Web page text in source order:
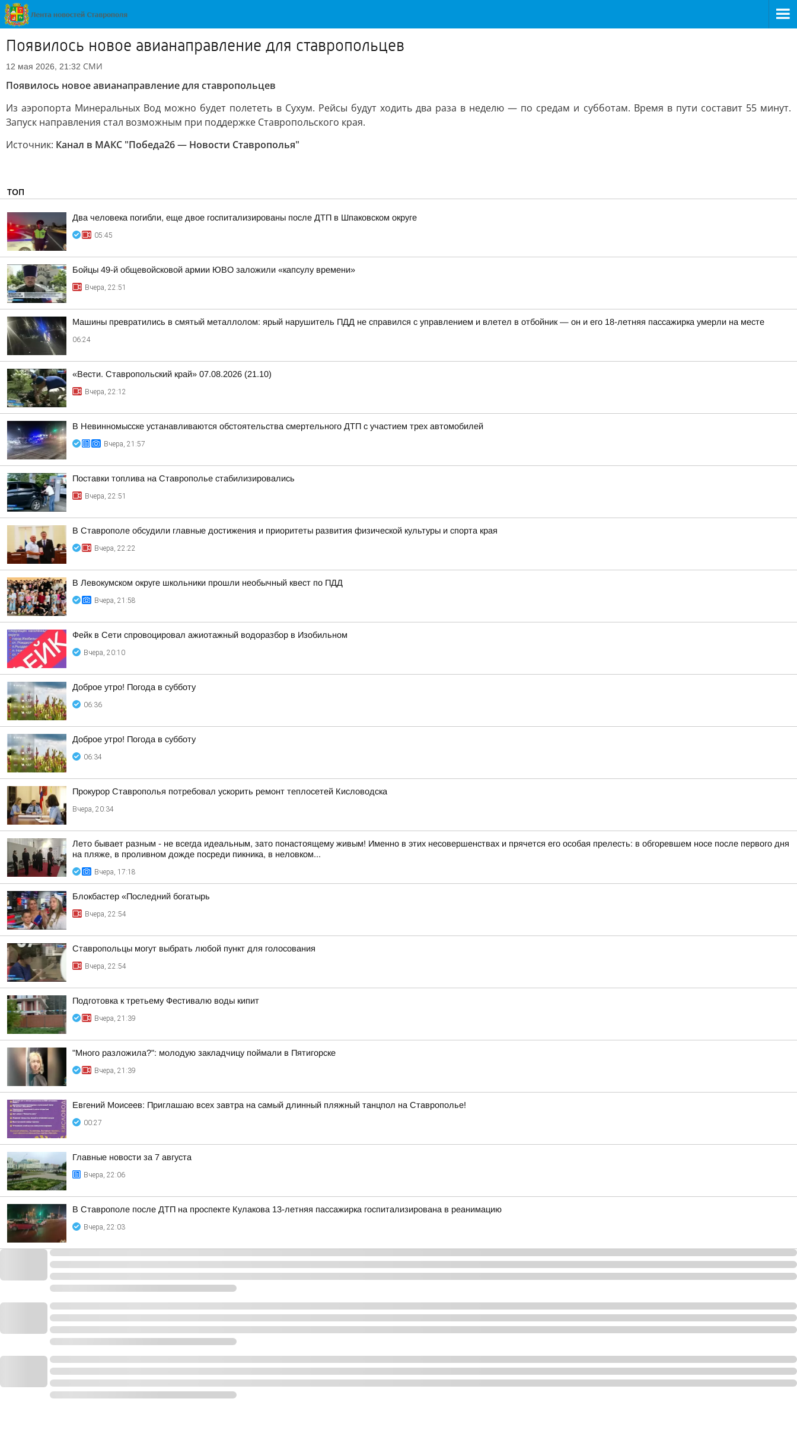
Появилось новое авианаправление для ставропольцев
12 мая 2026, 21:32 СМИ
Появилось новое авианаправление для ставропольцев
Из аэропорта Минеральных Вод можно будет полететь в Сухум. Рейсы будут ходить два раза в неделю — по средам и субботам. Время в пути составит 55 минут.
Запуск направления стал возможным при поддержке Ставропольского края.
Источник: Канал в МАКС "Победа26 — Новости Ставрополья"
ТОП
Два человека погибли, еще двое госпитализированы после ДТП в Шпаковском округе
05:45
Бойцы 49-й общевойсковой армии ЮВО заложили «капсулу времени»
Вчера, 22:51
Машины превратились в смятый металлолом: ярый нарушитель ПДД не справился с управлением и влетел в отбойник — он и его 18-летняя пассажирка умерли на месте
06:24
«Вести. Ставропольский край» 07.08.2026 (21.10)
Вчера, 22:12
В Невинномысске устанавливаются обстоятельства смертельного ДТП с участием трех автомобилей
Вчера, 21:57
Поставки топлива на Ставрополье стабилизировались
Вчера, 22:51
В Ставрополе обсудили главные достижения и приоритеты развития физической культуры и спорта края
Вчера, 22:22
В Левокумском округе школьники прошли необычный квест по ПДД
Вчера, 21:58
Фейк в Сети спровоцировал ажиотажный водоразбор в Изобильном
Вчера, 20:10
Доброе утро! Погода в субботу
06:36
Доброе утро! Погода в субботу
06:34
Прокурор Ставрополья потребовал ускорить ремонт теплосетей Кисловодска
Вчера, 20:34
Лето бывает разным - не всегда идеальным, зато понастоящему живым! Именно в этих несовершенствах и прячется его особая прелесть: в обгоревшем носе после первого дня
на пляже, в проливном дожде посреди пикника, в неловком...
Вчера, 17:18
Блокбастер «Последний богатырь
Вчера, 22:54
Ставропольцы могут выбрать любой пункт для голосования
Вчера, 22:54
Подготовка к третьему Фестивалю воды кипит
Вчера, 21:39
"Много разложила?": молодую закладчицу поймали в Пятигорске
Вчера, 21:39
Евгений Моисеев: Приглашаю всех завтра на самый длинный пляжный танцпол на Ставрополье!
00:27
Главные новости за 7 августа
Вчера, 22:06
В Ставрополе после ДТП на проспекте Кулакова 13-летняя пассажирка госпитализирована в реанимацию
Вчера, 22:03